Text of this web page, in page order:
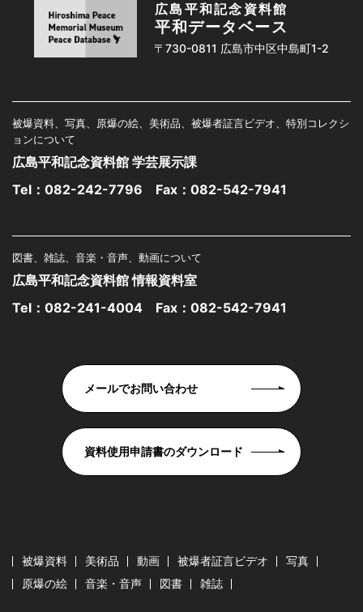
広島平和記念資料館
平和データベース
〒730-0811 広島市中区中島町1-2
被爆資料、写真、原爆の絵、美術品、被爆者証言ビデオ、特別コレクシ
ョンについて
広島平和記念資料館 学芸展示課
Tel： 082-242-7796 Fax：082-542-7941
図書、雑誌、音楽・音声、動画について
広島平和記念資料館 情報資料室
Tel： 082-241-4004 Fax：082-542-7941
メールでお問い合わせ
資料使用申請書のダウンロード
被爆資料 美術品 動画 被爆者証言ビデオ
写真
原爆の絵
音楽・音声 図書 雑誌